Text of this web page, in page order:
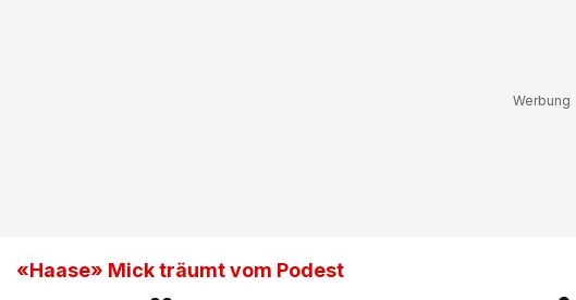
«Haase» Mick träumt vom Podest